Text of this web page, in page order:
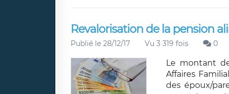
Revalorisation de la pension
Publié le 28/12/17 Vu 3 319 fois 0
Le montant
Affaires
des époux/